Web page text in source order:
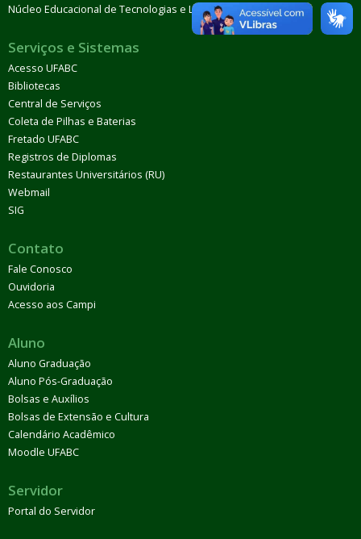
Núcleo Educacional de Tecnologias e Línguas (Netel)
Serviços e Sistemas
Acesso UFABC
Bibliotecas
Central de Serviços
Coleta de Pilhas e Baterias
Fretado UFABC
Registros de Diplomas
Restaurantes Universitários (RU)
Webmail
SIG
Contato
Fale Conosco
Ouvidoria
Acesso aos Campi
Aluno
Aluno Graduação
Aluno Pós-Graduação
Bolsas e Auxílios
Bolsas de Extensão e Cultura
Calendário Acadêmico
Moodle UFABC
Servidor
Portal do Servidor